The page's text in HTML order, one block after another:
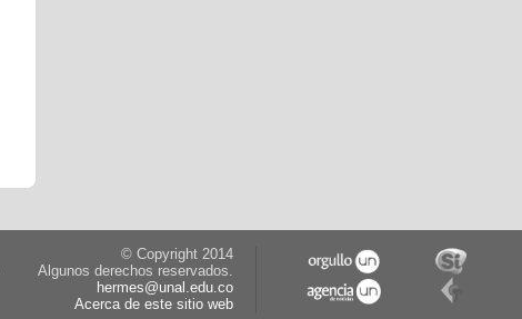
© Copyright 2014
Algunos derechos reservados.
hermes@unal.edu.co
Acerca de este sitio web